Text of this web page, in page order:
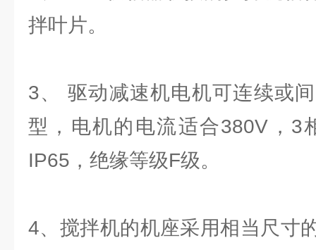
拌叶片。
3、 驱动减速机电机可连续或
型，电机的电流适合380V，3
IP65，绝缘等级F级。
4、搅拌机的机座采用相当尺寸